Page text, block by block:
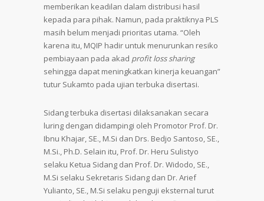
memberikan keadilan dalam distribusi hasil
kepada para pihak. Namun, pada praktiknya PLS
masih belum menjadi prioritas utama. “Oleh
karena itu, MQIP hadir untuk menurunkan resiko
pembiayaan pada akad profit loss sharing
sehingga dapat meningkatkan kinerja keuangan”
tutur Sukamto pada ujian terbuka disertasi.
Sidang terbuka disertasi dilaksanakan secara
luring dengan didampingi oleh Promotor Prof. Dr.
Ibnu Khajar, SE., M.Si dan Drs. Bedjo Santoso, SE.,
M.Si., Ph.D. Selain itu, Prof. Dr. Heru Sulistyo
selaku Ketua Sidang dan Prof. Dr. Widodo, SE.,
M.Si selaku Sekretaris Sidang dan Dr. Arief
Yulianto, SE., M.Si selaku penguji eksternal turut